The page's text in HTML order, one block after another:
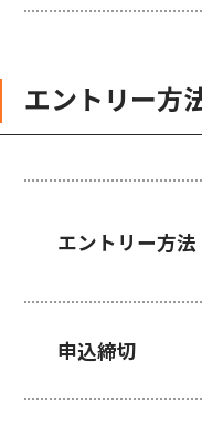
エントリー方
エントリー方法
申込締切